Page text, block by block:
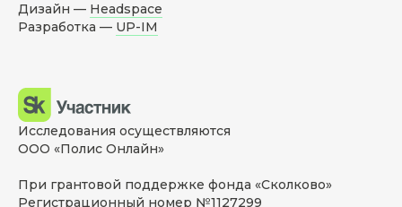
Дизайн — Headspace
Разработка — UP-IM
Исследования осуществляются
ООО «Полис Онлайн»
При грантовой поддержке фонда «Сколково»
Регистрационный номер №1127299